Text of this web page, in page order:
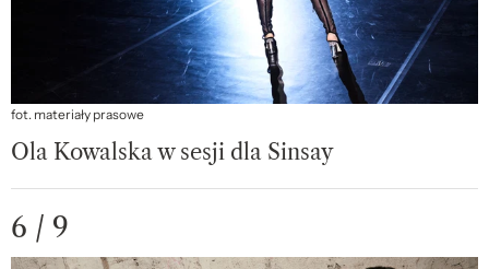
fot. materiały prasowe
Ola Kowalska w sesji dla Sinsay
6 / 9